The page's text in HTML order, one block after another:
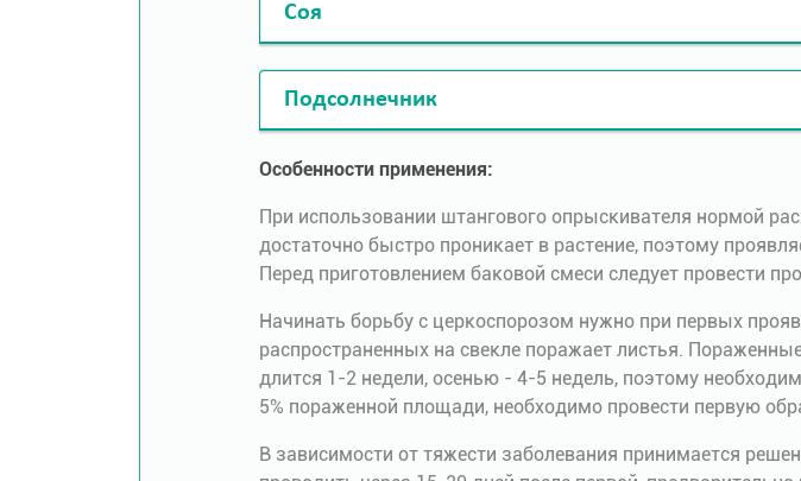
Соя
Подсолнечник
Особенности применения:
При использовании штангового опрыскивателя нормой
достаточно быстро проникает в растение, поэтому
Перед приготовлением баковой смеси следует провести
Начинать борьбу с церкоспорозом нужно при первых
распространенных на свекле поражает листья.
длится 1-2 недели, осенью - 4-5 недель, поэтому
5% пораженной площади, необходимо провести первую
В зависимости от тяжести заболевания принимается